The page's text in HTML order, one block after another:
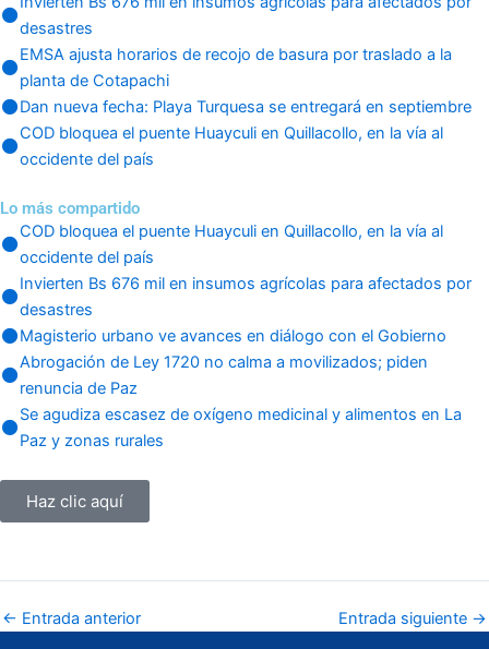
desastres
EMSA ajusta horarios de recojo de basura por traslado a la
planta de Cotapachi
Dan nueva fecha: Playa Turquesa se entregará en septiembre
COD bloquea el puente Huayculi en Quillacollo, en la vía al
occidente del país
Lo más compartido
COD bloquea el puente Huayculi en Quillacollo, en la vía al
occidente del país
Invierten Bs 676 mil en insumos agrícolas para afectados por
desastres
Magisterio urbano ve avances en diálogo con el Gobierno
Abrogación de Ley 1720 no calma a movilizados; piden
renuncia de Paz
Se agudiza escasez de oxígeno medicinal y alimentos en La
Paz y zonas rurales
Haz clic aquí
← Entrada anterior Entrada siguiente →